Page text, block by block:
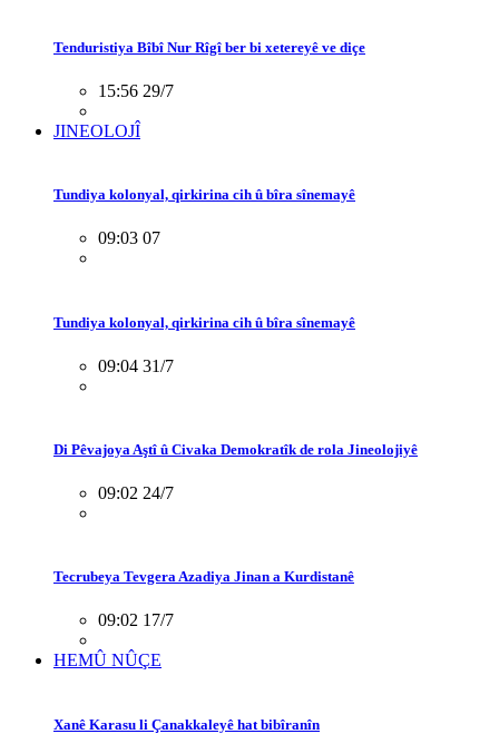
Tenduristiya Bîbî Nur Rîgî ber bi xetereyê ve diçe
15:56 29/7
JINEOLOJÎ
Tundiya kolonyal, qirkirina cih û bîra sînemayê
09:03 07
Tundiya kolonyal, qirkirina cih û bîra sînemayê
09:04 31/7
Di Pêvajoya Aştî û Civaka Demokratîk de rola Jineolojiyê
09:02 24/7
Tecrubeya Tevgera Azadiya Jinan a Kurdistanê
09:02 17/7
HEMÛ NÛÇE
Xanê Karasu li Çanakkaleyê hat bibîranîn